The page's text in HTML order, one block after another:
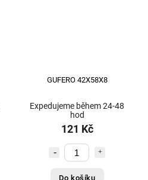
GUFERO 42X58X8
Expedujeme během 24-48
hod
121 Kč
Do košíku